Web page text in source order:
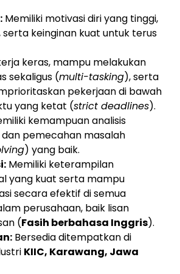
Memiliki motivasi diri yang tinggi,
serta keinginan kuat untuk terus
keras, mampu melakukan
sekaligus (multi-tasking), serta
pekerjaan di bawah
yang ketat (strict deadlines).
kemampuan analisis
dan pemecahan masalah
) yang baik.
Memiliki keterampilan
yang kuat serta mampu
secara efektif di semua
perusahaan, baik lisan
(Fasih berbahasa Inggris).
Bersedia ditempatkan di
KIIC, Karawang, Jawa